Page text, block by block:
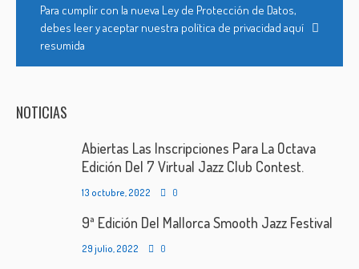
Para cumplir con la nueva Ley de Protección de Datos,
debes leer y aceptar nuestra política de privacidad aquí
resumida
NOTICIAS
Abiertas Las Inscripciones Para La Octava
Edición Del 7 Virtual Jazz Club Contest.
13 octubre, 2022 0
9ª Edición Del Mallorca Smooth Jazz Festival
29 julio, 2022 0